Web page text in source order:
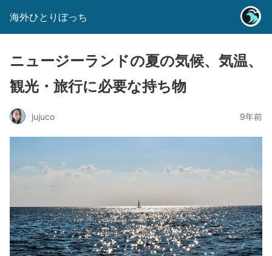
海外ひとりぼっち
ニュージーランドの夏の気候、気温、
観光・旅行に必要な持ち物
jujuco 9年前